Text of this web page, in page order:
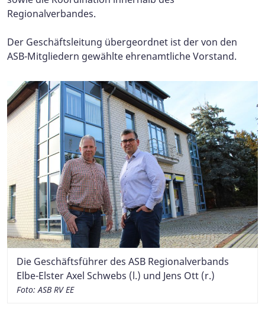
Regionalverbandes.
Der Geschäftsleitung übergeordnet ist der von den
ASB-Mitgliedern gewählte ehrenamtliche Vorstand.
Die Geschäftsführer des ASB Regionalverbands
Elbe-Elster Axel Schwebs (l.) und Jens Ott (r.)
Foto: ASB RV EE